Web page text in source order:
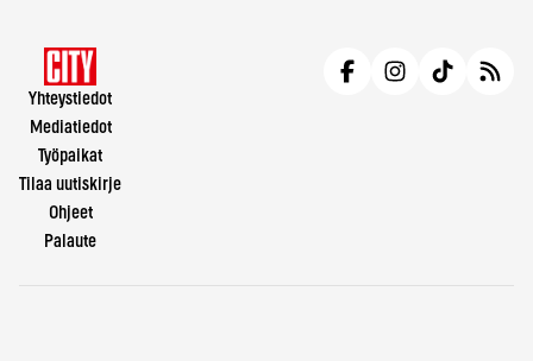
Yhteystiedot
Mediatiedot
Työpaikat
Tilaa uutiskirje
Ohjeet
Palaute